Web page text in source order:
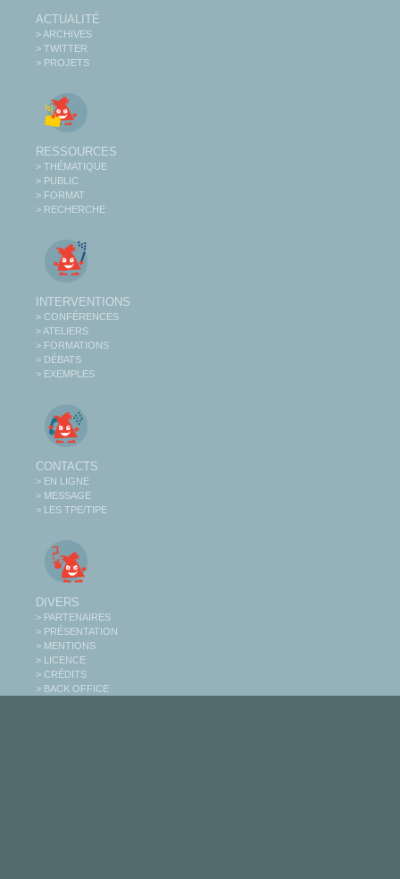
ACTUALITÉ
> ARCHIVES
> TWITTER
> PROJETS
RESSOURCES
> THÉMATIQUE
> PUBLIC
> FORMAT
> RECHERCHE
INTERVENTIONS
> CONFÉRENCES
> ATELIERS
> FORMATIONS
> DÉBATS
> EXEMPLES
CONTACTS
> EN LIGNE
> MESSAGE
> LES TPE/TIPE
DIVERS
> PARTENAIRES
> PRÉSENTATION
> MENTIONS
> LICENCE
> CRÉDITS
> BACK OFFICE